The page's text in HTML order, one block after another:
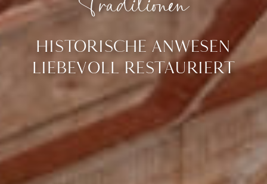
HISTORISCHE ANWESEN
LIEBEVOLL RESTAURIERT